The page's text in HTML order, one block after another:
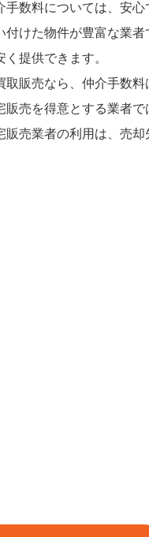
手数料については、安
付けた物件が豊富な業
く提供できます。
取販売なら、仲介手数
販売を得意とする業者
販売業者の利用は、売